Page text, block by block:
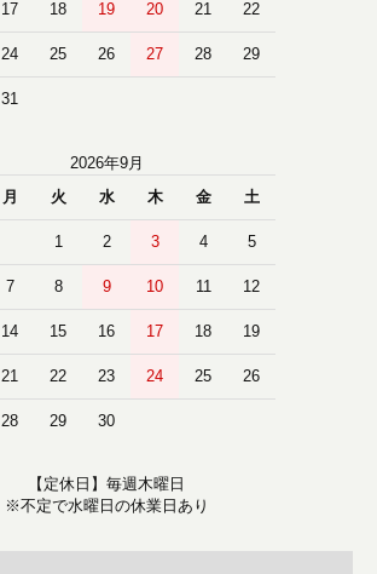
17 18 19 20 21 22
24 25 26 27 28 29
31
2026年9月
月 火 水 木 金 土
1 2 3 4 5
7 8 9 10 11 12
14 15 16 17 18 19
21 22 23 24 25 26
28 29 30
【定休日】毎週木曜日
※不定で水曜日の休業日あり